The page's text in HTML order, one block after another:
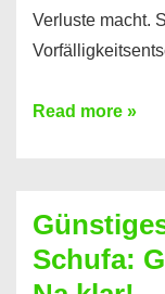
Verluste macht.
Kredit
dabei
profitieren
Read more »
Schufa: